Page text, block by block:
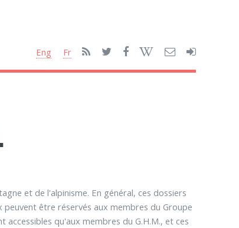
Eng Fr
et de l'alpinisme. En général, ces dossiers
être réservés aux membres du Groupe
qu'aux membres du G.H.M., et ces